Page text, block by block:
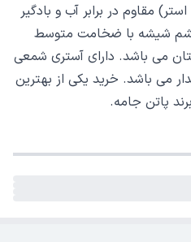
مقاوم در برابر آب و بادگیر
شیشه با ضخامت متوسط
می باشد. دارای آستری شمعی
می باشد. خرید یکی از بهترین
پاتن جامه.